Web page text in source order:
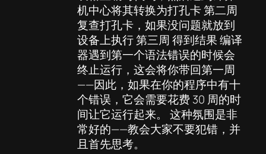
机中心将其转换为打孔卡 第二周
复查打孔卡，如果没问题就放到
设备上执行 第三周 得到结果 编译
器遇到第一个语法错误的时候会
终止运行，这会将你带回第一周
——因此，如果在你的程序中有十
个错误，它会需要花费 30 周的时
间让它运行起来。 这种氛围是非
常好的——教会大家不要犯错，并
且首先思考。